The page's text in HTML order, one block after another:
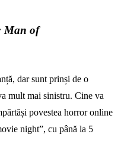
Man of
dar sunt prinși de o
mult mai sinistru. Cine va
povestea horror online
night”, cu până la 5